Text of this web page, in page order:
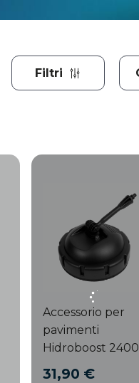
Filtri
Accessorio per
pavimenti
Hidroboost 2400
31,90 €